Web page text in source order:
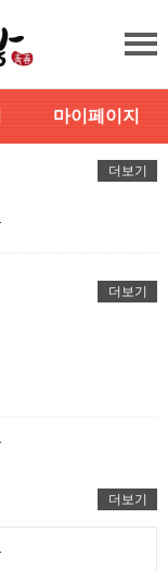
마이페이지
더보기
더보기
더보기